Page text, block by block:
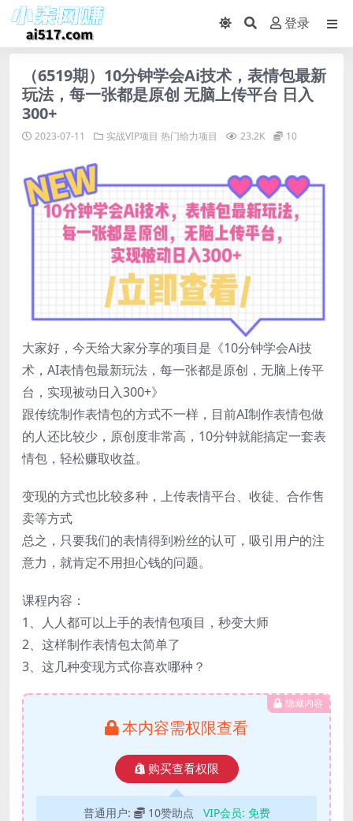
登录
（6519期）10分钟学会Ai技术，表情包最新
玩法，每一张都是原创 无脑上传平台 日入
300+
2023-07-11 实战VIP项目 热门给力项目 23.2K 10
大家好，今天给大家分享的项目是《10分钟学会Ai技
术，AI表情包最新玩法，每一张都是原创，无脑上传平
台，实现被动日入300+》
跟传统制作表情包的方式不一样，目前AI制作表情包做
的人还比较少，原创度非常高，10分钟就能搞定一套表
情包，轻松赚取收益。
变现的方式也比较多种，上传表情平台、收徒、合作售
卖等方式
总之，只要我们的表情得到粉丝的认可，吸引用户的注
意力，就肯定不用担心钱的问题。
课程内容：
1、人人都可以上手的表情包项目，秒变大师
2、这样制作表情包太简单了
3、这几种变现方式你喜欢哪种？
隐藏内容
本内容需权限查看
购买查看权限
普通用户: 10赞助点 VIP会员: 免费